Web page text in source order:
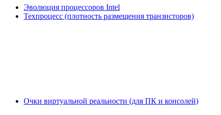
Эволюция процессоров Intel
Техпроцесс (плотность размещения транзисторов)
Очки виртуальной реальности (для ПК и консолей)